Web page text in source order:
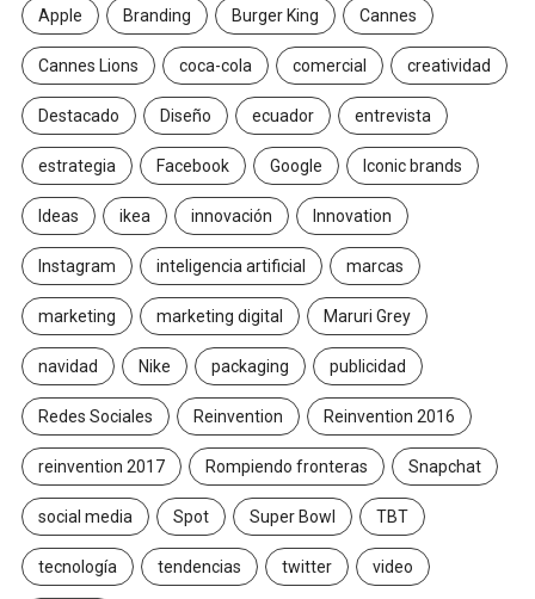
Apple Branding Burger King Cannes
Cannes Lions coca-cola comercial creatividad
Destacado Diseño ecuador entrevista
estrategia Facebook Google Iconic brands
Ideas ikea innovación Innovation
Instagram inteligencia artificial marcas
marketing marketing digital Maruri Grey
navidad Nike packaging publicidad
Redes Sociales Reinvention Reinvention 2016
reinvention 2017 Rompiendo fronteras Snapchat
social media Spot Super Bowl TBT
tecnología tendencias twitter video